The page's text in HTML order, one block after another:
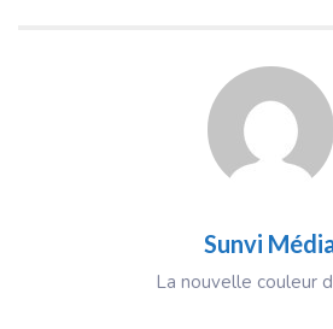
Sunvi
La nouvelle couleur